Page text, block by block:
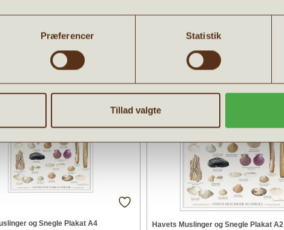
Præferencer Statistik
Tillad valgte
OGSÅ:
og Snegle Plakat A4 Havets Muslinger og Snegle Plakat A2